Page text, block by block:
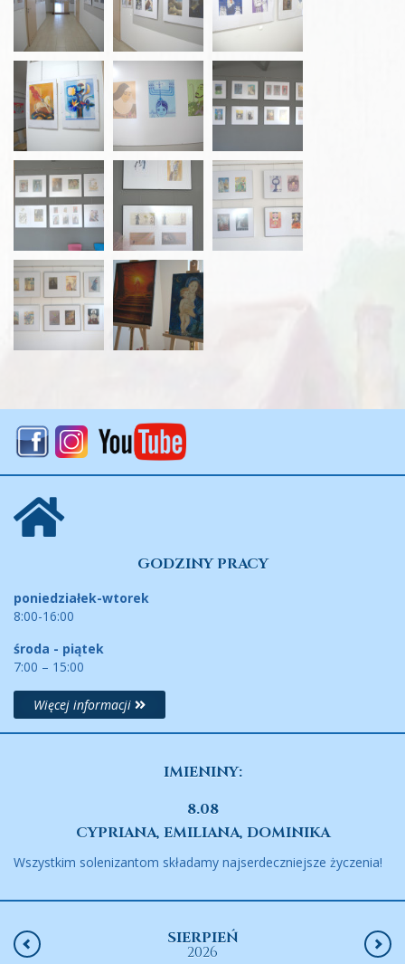
GODZINY PRACY
poniedziałek-wtorek
8:00-16:00
środa - piątek
7:00 – 15:00
Więcej informacji
IMIENINY:
8.08
CYPRIANA, EMILIANA, DOMINIKA
Wszystkim solenizantom składamy najserdeczniejsze życzenia!
SIERPIEŃ
2026